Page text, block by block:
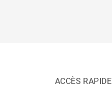
ACCÈS RAPIDE